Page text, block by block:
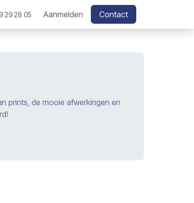
29 28 05 Aanmelden Contact
prints, de mooie afwerkingen en